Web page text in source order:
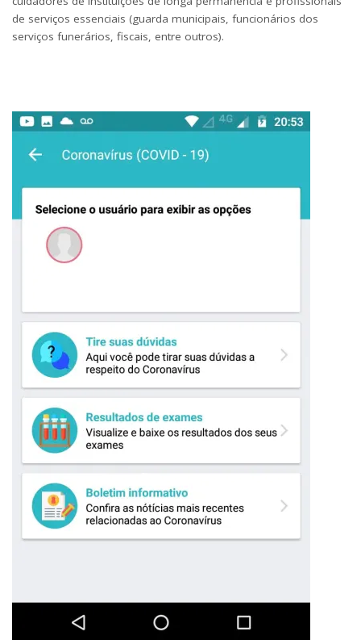
de serviços essenciais (guarda municipais, funcionários dos
serviços funerários, fiscais, entre outros).